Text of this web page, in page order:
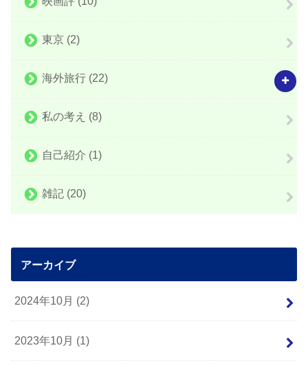
東京 (2)
海外旅行 (22)
私の考え (8)
自己紹介 (1)
雑記 (20)
アーカイブ
2024年10月 (2)
2023年10月 (1)